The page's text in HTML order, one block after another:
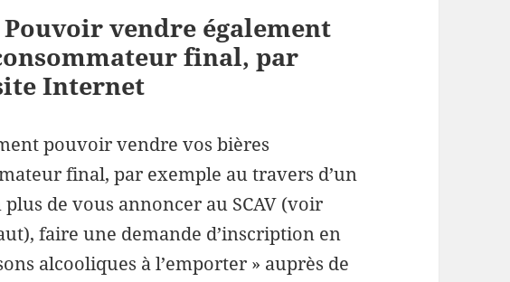
vendre également
final, par
Internet
pouvoir vendre vos bières
final, par exemple au travers d’un
de vous annoncer au SCAV (voir
faire une demande d’inscription en
alcooliques à l’emporter » auprès de